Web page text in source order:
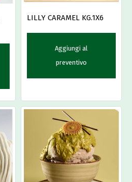
LILLY CARAMEL KG.1X6
Aggiungi al
preventivo